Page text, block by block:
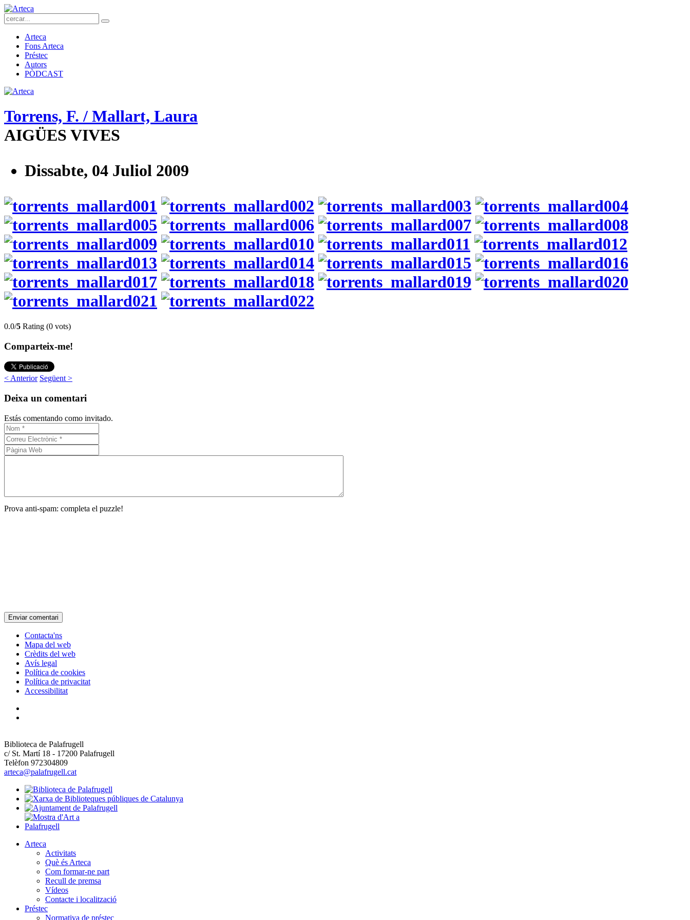
Arteca
Fons Arteca
Préstec
Autors
PÒDCAST
Torrens, F. / Mallart, Laura
AIGÜES VIVES
Dissabte, 04 Juliol 2009
0.0/5 Rating (0 vots)
Comparteix-me!
< Anterior Següent >
Deixa un comentari
Estás comentando como invitado.
Prova anti-spam: completa el puzzle!
Contacta'ns
Mapa del web
Crèdits del web
Avís legal
Política de cookies
Política de privacitat
Accessibilitat
Biblioteca de Palafrugell
c/ St. Martí 18 - 17200 Palafrugell
Telèfon 972304809
arteca@palafrugell.cat
Arteca
Activitats
Què és Arteca
Com formar-ne part
Recull de premsa
Vídeos
Contacte i localització
Préstec
Normativa de préstec